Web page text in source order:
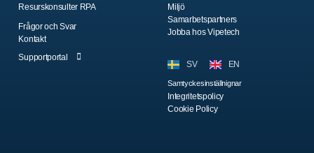
Resurskonsulter RPA
Frågor och Svar
Kontakt
Supportportal
Miljö
Samarbetspartners
Jobba hos Vipetech
SV EN
Samtyckesinställnignar
Integritetspolicy
Cookie Policy